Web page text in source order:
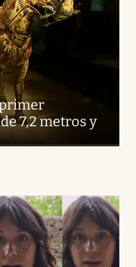
7,2 metros y